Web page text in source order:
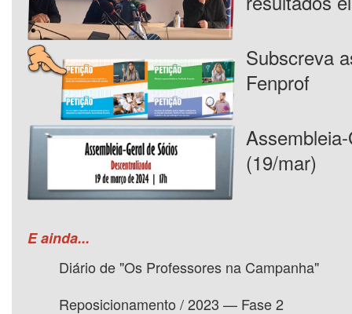
Subscreva
Fenprof
(19/mar)
E ainda...
Diário de "Os Professores na Campanha"
Reposicionamento / 2023 — Fase 2